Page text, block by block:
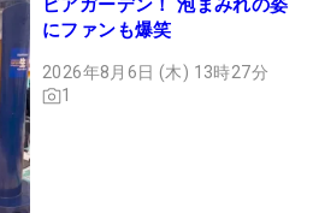
ビアガーデン！ 泡まみれの姿
にファンも爆笑
2026年8月6日 (木) 13時27分
1